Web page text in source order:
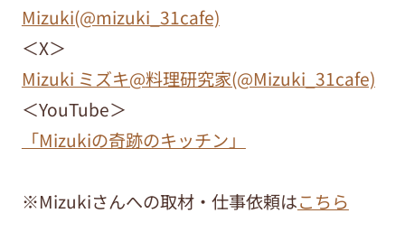
Mizuki(@mizuki_31cafe)
＜X＞
Mizuki ミズキ@料理研究家(@Mizuki_31cafe)
＜YouTube＞
「Mizukiの奇跡のキッチン」
※Mizukiさんへの取材・仕事依頼はこちら